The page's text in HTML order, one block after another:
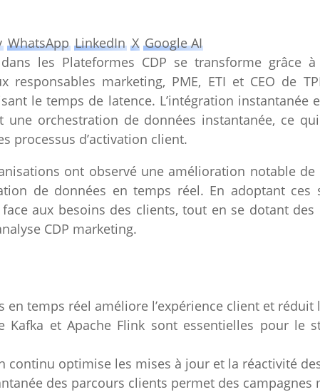
WhatsApp LinkedIn X Google AI
dans les Plateformes CDP se transforme grâce à
responsables marketing, PME, ETI et CEO de
le temps de latence. L’intégration
une orchestration de données instantanée, ce
processus d’activation client.
ont observé une amélioration notable
de données en temps réel. En adoptant ces
aux besoins des clients, tout en se dotant
CDP marketing.
en temps réel améliore l’expérience client et réduit
Kafka et Apache Flink sont essentielles pour le
continu optimise les mises à jour et la réactivité
des parcours clients permet des campagnes